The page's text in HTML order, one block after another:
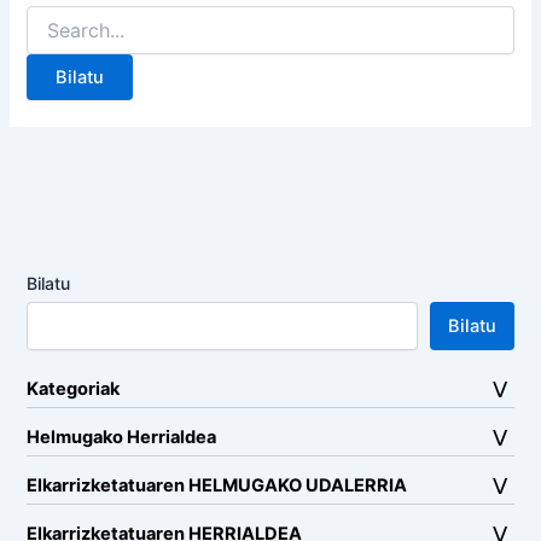
Search
for:
Bilatu
Bilatu
Kategoriak
Helmugako Herrialdea
Elkarrizketatuaren HELMUGAKO UDALERRIA
Elkarrizketatuaren HERRIALDEA